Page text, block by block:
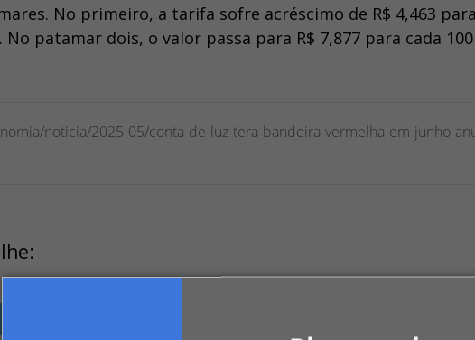
No primeiro, a tarifa sofre acréscimo de R$ 4,463
patamar dois, o valor passa para R$ 7,877 para cada 100
noticia/2025-05/conta-de-luz-tera-bandeira-vermelha-em-junho-